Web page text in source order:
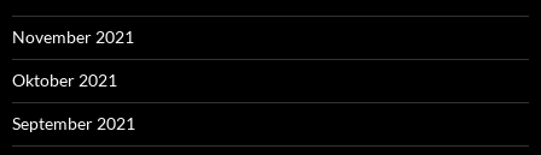
November 2021
Oktober 2021
September 2021